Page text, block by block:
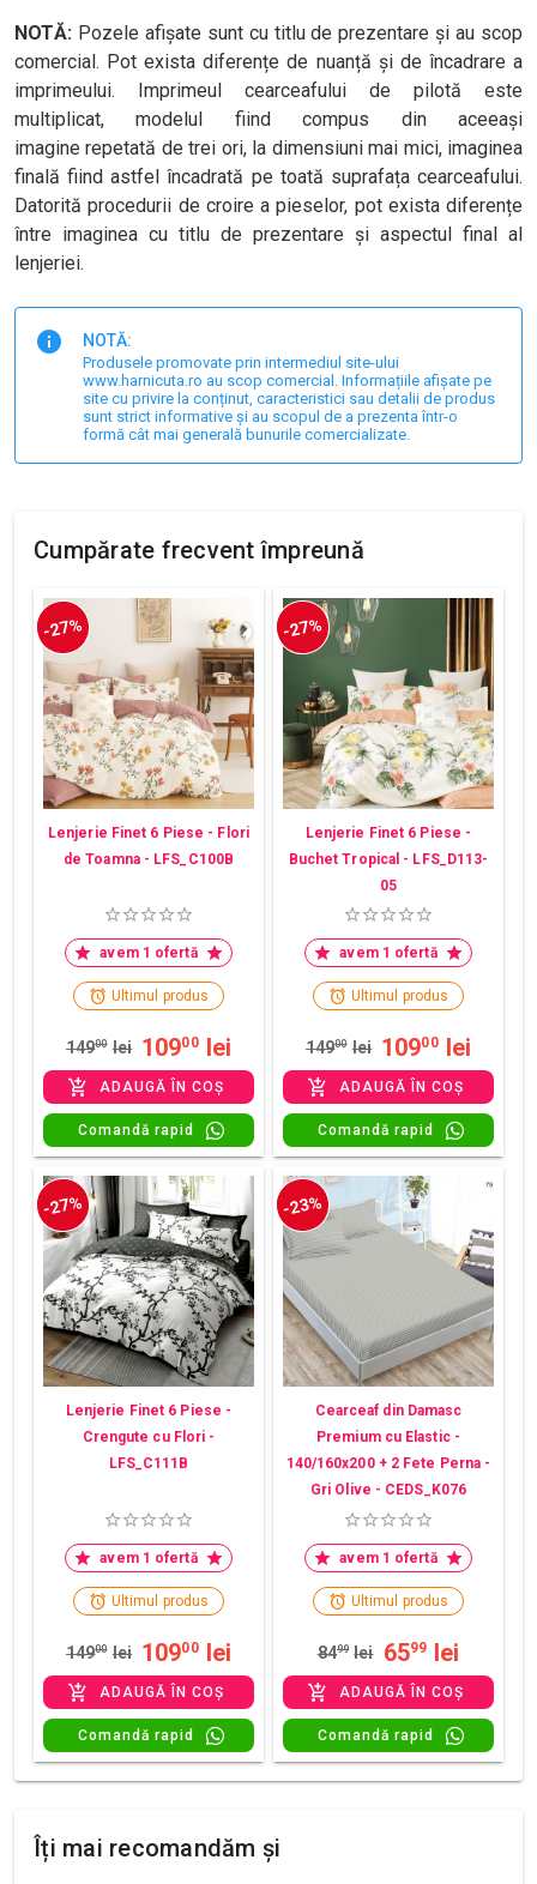
NOTĂ: Pozele afișate sunt cu titlu de prezentare și au scop
comercial. Pot exista diferențe de nuanță și de încadrare a
imprimeului. Imprimeul cearceafului de pilotă este
multiplicat, modelul fiind compus din aceeași
imagine repetată de trei ori, la dimensiuni mai mici, imaginea
finală fiind astfel încadrată pe toată suprafața cearceafului.
Datorită procedurii de croire a pieselor, pot exista diferențe
între imaginea cu titlu de prezentare și aspectul final al
lenjeriei.
NOTĂ:
Produsele promovate prin intermediul site-ului
www.harnicuta.ro au scop comercial. Informațiile afișate pe
site cu privire la conținut, caracteristici sau detalii de produs
sunt strict informative și au scopul de a prezenta într-o
formă cât mai generală bunurile comercializate.
Cumpărate frecvent împreună
-27%
Lenjerie Finet 6 Piese - Flori
de Toamna - LFS_C100B
avem 1 ofertă
Ultimul produs
14900 lei 10900 lei
ADAUGĂ ÎN COȘ
Comandă rapid
-27%
Lenjerie Finet 6 Piese -
Buchet Tropical - LFS_D113-
05
avem 1 ofertă
Ultimul produs
14900 lei 10900 lei
ADAUGĂ ÎN COȘ
Comandă rapid
-27%
Lenjerie Finet 6 Piese -
Crengute cu Flori -
LFS_C111B
avem 1 ofertă
Ultimul produs
14900 lei 10900 lei
ADAUGĂ ÎN COȘ
Comandă rapid
-23%
Cearceaf din Damasc
Premium cu Elastic -
140/160x200 + 2 Fete Perna -
Gri Olive - CEDS_K076
avem 1 ofertă
Ultimul produs
8499 lei 6599 lei
ADAUGĂ ÎN COȘ
Comandă rapid
Îți mai recomandăm și